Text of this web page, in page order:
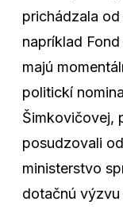
prichádzala
napríklad
majú
politickí
Šimkovičovej,
posudzovali
ministerstvo
dotačnú